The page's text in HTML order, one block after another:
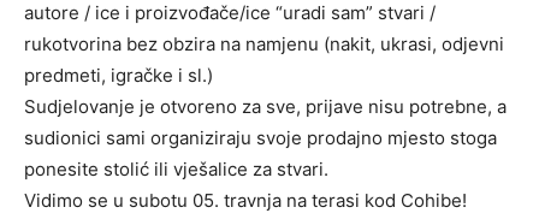
autore / ice i proizvođače/ice “uradi sam” stvari /
rukotvorina bez obzira na namjenu (nakit, ukrasi, odjevni
predmeti, igračke i sl.)
Sudjelovanje je otvoreno za sve, prijave nisu potrebne, a
sudionici sami organiziraju svoje prodajno mjesto stoga
ponesite stolić ili vješalice za stvari.
Vidimo se u subotu 05. travnja na terasi kod Cohibe!